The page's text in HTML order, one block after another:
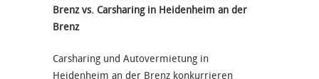
Brenz vs. Carsharing in Heidenheim an der
Brenz
Carsharing und Autovermietung in
Heidenheim an der Brenz konkurrieren